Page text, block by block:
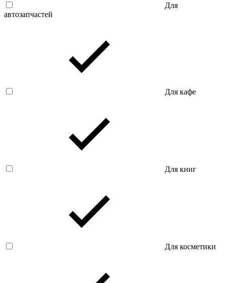
Для
автозапчастей
Для кафе
Для книг
Для косметики